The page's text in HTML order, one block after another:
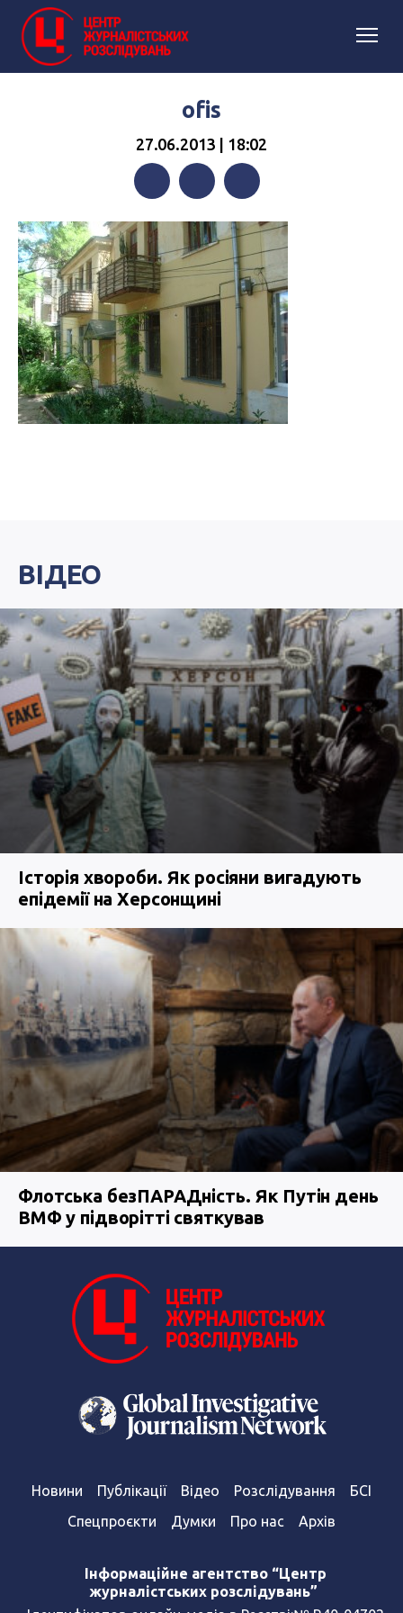
ofis
27.06.2013 | 18:02
ВІДЕО
Історія хвороби. Як росіяни вигадують
епідемії на Херсонщині
Флотська безПАРАДність. Як Путін день
ВМФ у підворітті святкував
Новини Публікації Відео Розслідування
БСІ
Спецпроєкти
Думки Про нас Архів
Інформаційне агентство “Центр
журналістських розслідувань”